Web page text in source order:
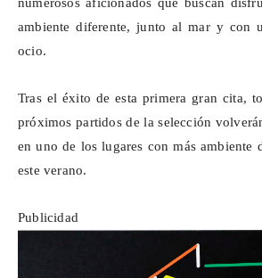
ambiente diferente, junto al mar y con
ocio.
Tras el éxito de esta primera gran cita,
próximos partidos de la selección
en uno de los lugares con más ambiente
este verano.
Publicidad